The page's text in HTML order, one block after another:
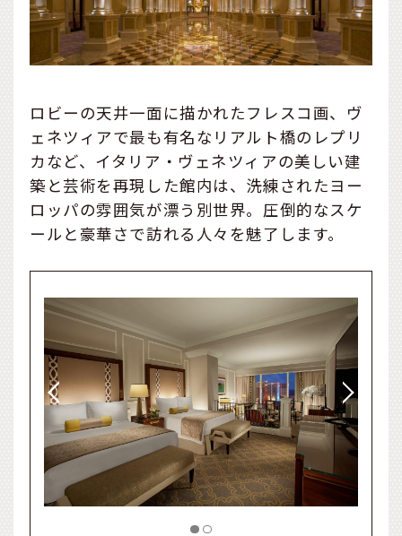
ロビーの天井一面に描かれたフレスコ画、ヴ
ェネツィアで最も有名なリアルト橋のレプリ
カなど、イタリア・ヴェネツィアの美しい建
築と芸術を再現した館内は、洗練されたヨー
ロッパの雰囲気が漂う別世界。圧倒的なスケ
ールと豪華さで訪れる人々を魅了します。